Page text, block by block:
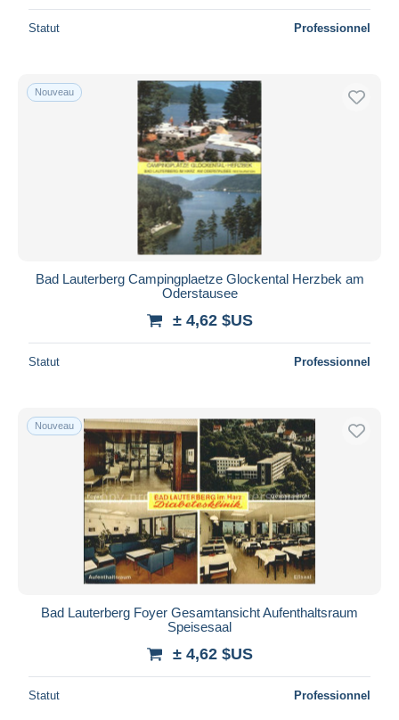
Statut Professionnel
Nouveau
Bad Lauterberg Campingplaetze Glockental Herzbek am
Oderstausee
± 4,62 $US
Statut Professionnel
Nouveau
Bad Lauterberg Foyer Gesamtansicht Aufenthaltsraum
Speisesaal
± 4,62 $US
Statut Professionnel